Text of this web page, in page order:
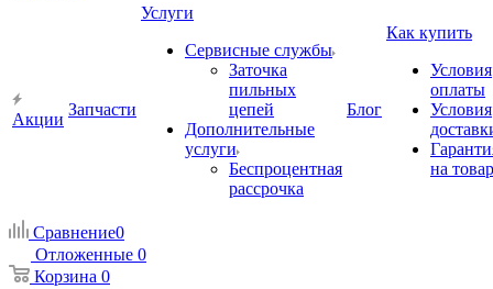
Акции
Запчасти
Услуги
Сервисные службы
Заточка
пильных
цепей
Дополнительные
услуги
Беспроцентная
рассрочка
Блог
Как купить
Условия
оплаты
Условия
на товар
Сравнение0
Отложенные 0
Корзина 0